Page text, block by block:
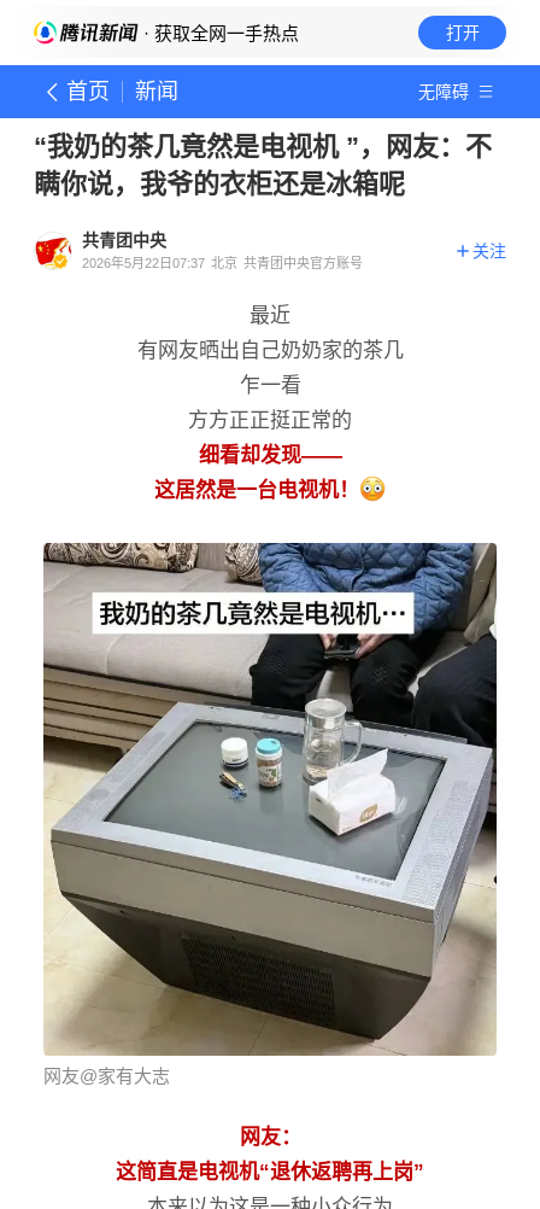
· 获取全网一手热点 打开
首页 新闻 无障碍
“我奶的茶几竟然是电视机 ”，网友：不
瞒你说，我爷的衣柜还是冰箱呢
共青团中央
2026年5月22日07:37 北京 共青团中央官方账号
关注
最近
有网友晒出自己奶奶家的茶几
乍一看
方方正正挺正常的
细看却发现——
这居然是一台电视机！
网友@家有大志
网友：
这简直是电视机“退休返聘再上岗”